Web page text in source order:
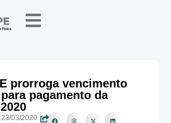
prorroga vencimento
pagamento da
23/03/2020